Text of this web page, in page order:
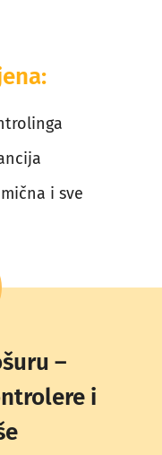
i sve
–
i